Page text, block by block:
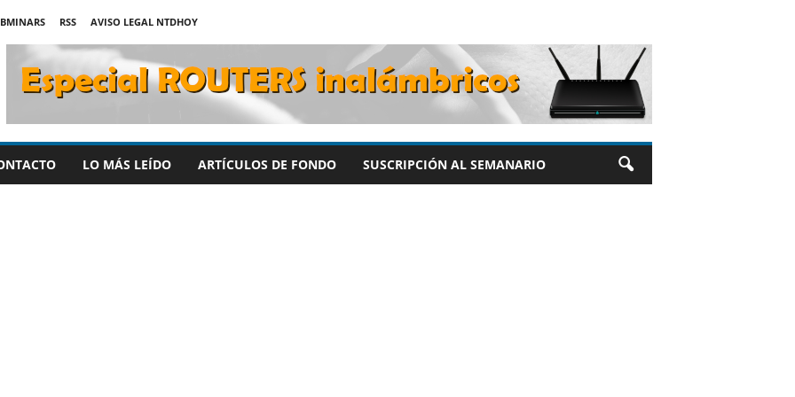
RSS
AVISO LEGAL NTDHOY
LO MÁS LEÍDO ARTÍCULOS DE FONDO SUSCRIPCIÓN AL SEMANARIO